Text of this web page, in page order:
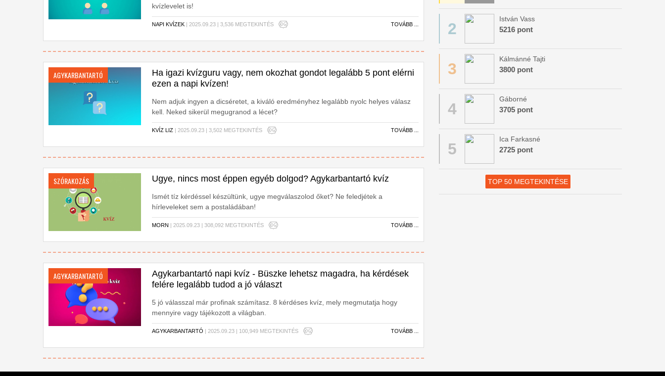
kvízlevelet is!
NAPI KVÍZEK | 2025.09.23 | 3,536 MEGTEKINTÉS TOVÁBB ...
AGYKARBANTARTÓ
Ha igazi kvízguru vagy, nem okozhat gondot legalább 5 pont elérni
ezen a napi kvízen!
Nem adjuk ingyen a dicséretet, a kiváló eredményhez legalább nyolc helyes válasz
kell. Neked sikerül megugranod a lécet?
KVÍZ LIZ | 2025.09.23 | 3,502 MEGTEKINTÉS TOVÁBB ...
SZÓRAKOZÁS Ugye, nincs most éppen egyéb dolgod? Agykarbantartó kvíz
Ismét tíz kérdéssel készültünk, ugye megválaszolod őket? Ne feledjétek a
hírleveleket sem a postaládában!
MORN | 2025.09.23 | 308,092 MEGTEKINTÉS TOVÁBB ...
AGYKARBANTARTÓ
Agykarbantartó napi kvíz - Büszke lehetsz magadra, ha kérdések
felére legalább tudod a jó választ
5 jó válasszal már profinak számítasz. 8 kérdéses kvíz, mely megmutatja hogy
mennyire vagy tájékozott a világban.
AGYKARBANTARTÓ | 2025.09.23 | 100,949 MEGTEKINTÉS TOVÁBB ...
2
István Vass
5216 pont
3
Kálmánné Tajti
3800 pont
4
Gáborné
3705 pont
5
Ica Farkasné
2725 pont
TOP 50 MEGTEKINTÉSE